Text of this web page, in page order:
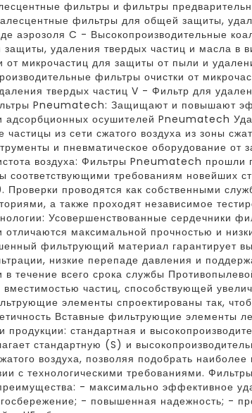
фильтры и фильтры
фильтры для общей защиты,
аэрозоля C - Высокопроизводительные
удаления твердых частиц и масла в
от микрочастиц для защиты от пыли и
фильтры очистки от
твердых частиц V - Фильтр для
Pneumatech: Защищают и повышают
адсорбционных осушителей Pneumatech
частицы из сети сжатого воздуха из зоны
и пневматическое оборудование от
воздуха: Фильтры Pneumatech прошли
соответствующими требованиям новейших
Проверки проводятся как собственными
а также проходят независимое
Усовершенствованные сердечники
максимальной прочностью и
фильтрующий материал гарантирует
низкие перепаде давления и
в течение всего срока службы
вместимостью частиц, способствующей
элементы спроектированы так,
Вставные фильтрующие элементы
продукции: стандартная и
стандартную (S) и
воздуха, позволяя подобрать
с технологическими требованиями.
- максимально эффективное
- повышенная надежность; -